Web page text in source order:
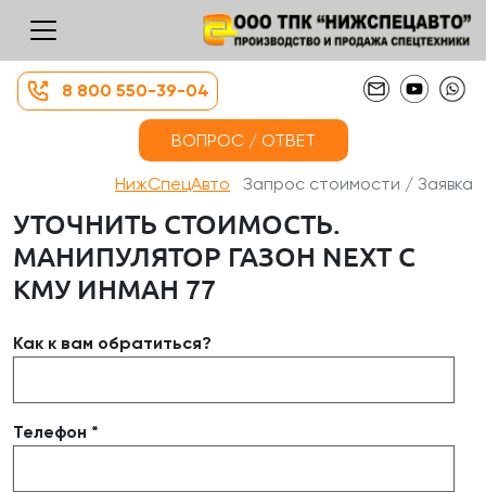
8 800 550-39-04
ВОПРОС / ОТВЕТ
НижСпецАвто Запрос стоимости / Заявка
УТОЧНИТЬ СТОИМОСТЬ.
МАНИПУЛЯТОР ГАЗОН NEXT С
КМУ ИНМАН 77
Как к вам обратиться?
Телефон *